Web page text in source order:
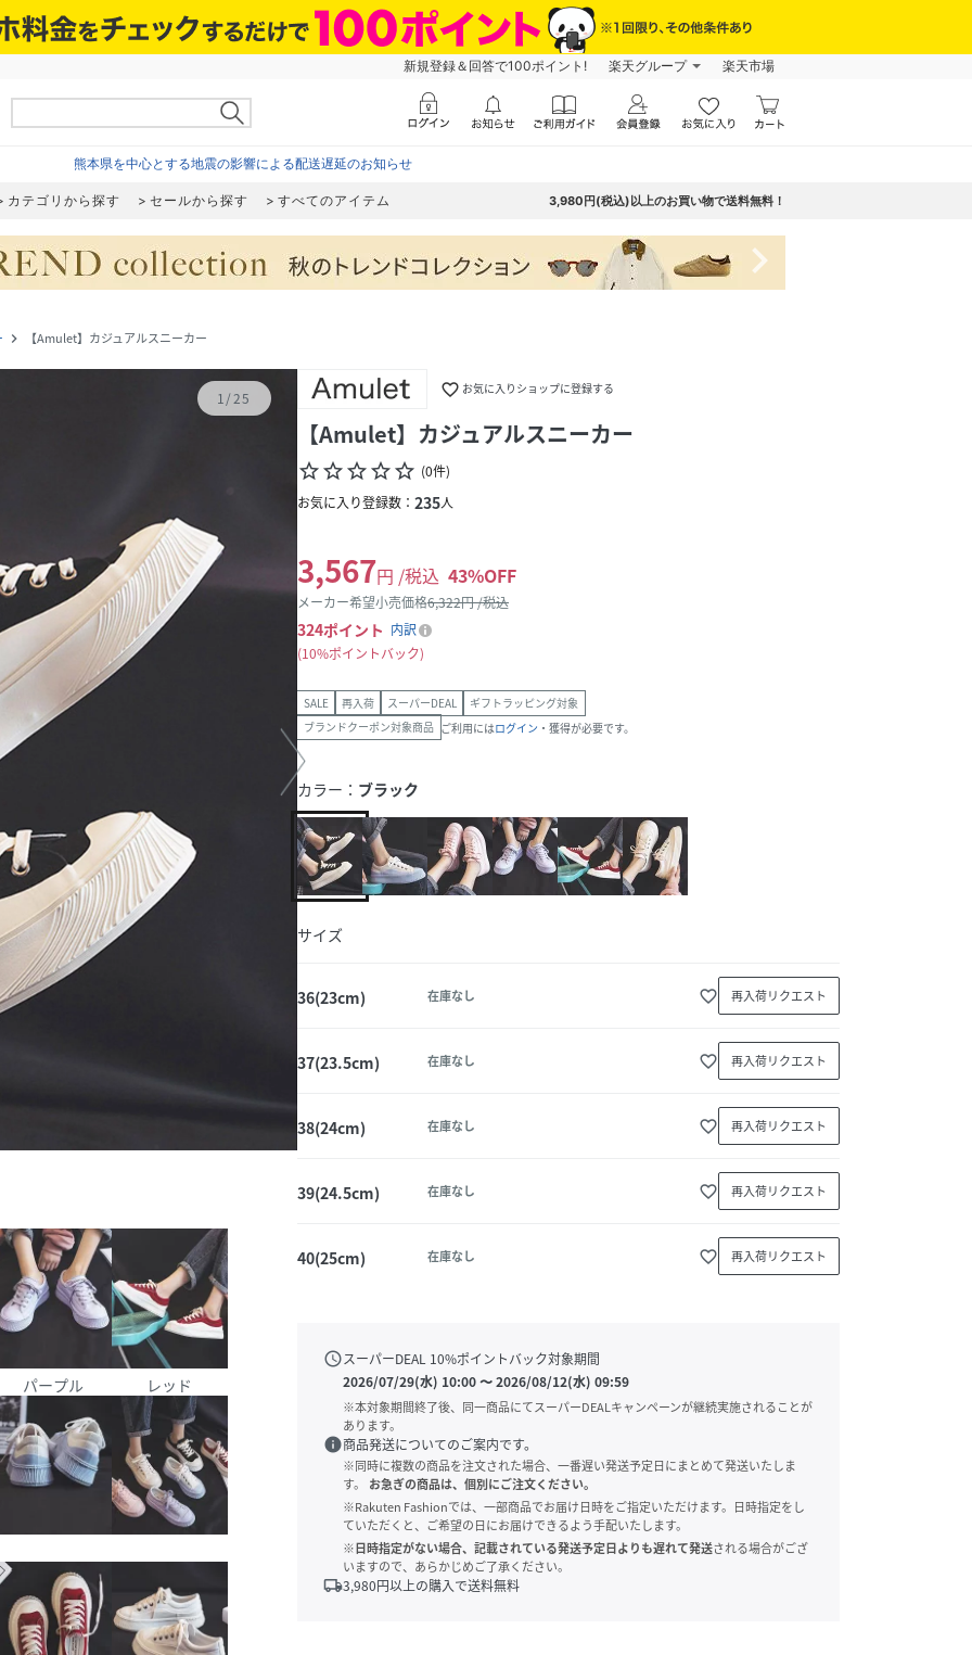
新規登録＆回答で100ポイント! 楽天グループ 楽天市場
熊本県を中心とする地震の影響による配送遅延のお知らせ
カテゴリから探す セールから探す すべてのアイテム 3,980円(税込)以上のお買い物で送料無料！
navigate_next
navigate_next 【Amulet】カジュアルスニーカー
1/25
パープル レッド
favorite_border お気に入りショップに登録する
【Amulet】カジュアルスニーカー
star_borderstar_borderstar_borderstar_borderstar_border (0件)
お気に入り登録数： 235人
3,567円 /税込 43%OFF
メーカー希望小売価格6,322円 /税込
324ポイント 内訳
10%ポイントバック
SALE 再入荷 スーパーDEAL
ギフトラッピング対象
ブランドクーポン対象商品 ご利用にはログイン ・獲得が必要です。
カラー： ブラック
サイズ
36(23cm) 在庫なし favorite_border 再入荷リクエスト
37(23.5cm) 在庫なし favorite_border 再入荷リクエスト
38(24cm) 在庫なし favorite_border 再入荷リクエスト
39(24.5cm) 在庫なし favorite_border 再入荷リクエスト
40(25cm) 在庫なし favorite_border 再入荷リクエスト
scheduleスーパーDEAL 10%ポイントバック対象期間
2026/07/29(水) 10:00〜2026/08/12(水) 09:59
※本対象期間終了後、同一商品にてスーパーDEALキャンペーンが継続実施されることが
あります。
info商品発送についてのご案内です。
※同時に複数の商品を注文された場合、一番遅い発送予定日にまとめて発送いたしま
す。
お急ぎの商品は、個別にご注文ください。
※Rakuten Fashionでは、一部商品でお届け日時をご指定いただけます。日時指定をし
ていただくと、ご希望の日にお届けできるよう手配いたします。
※日時指定がない場合、記載されている発送予定日よりも遅れて発送される場合がござ
いますので、あらかじめご了承ください。
local_shipping3,980円以上の購入で送料無料